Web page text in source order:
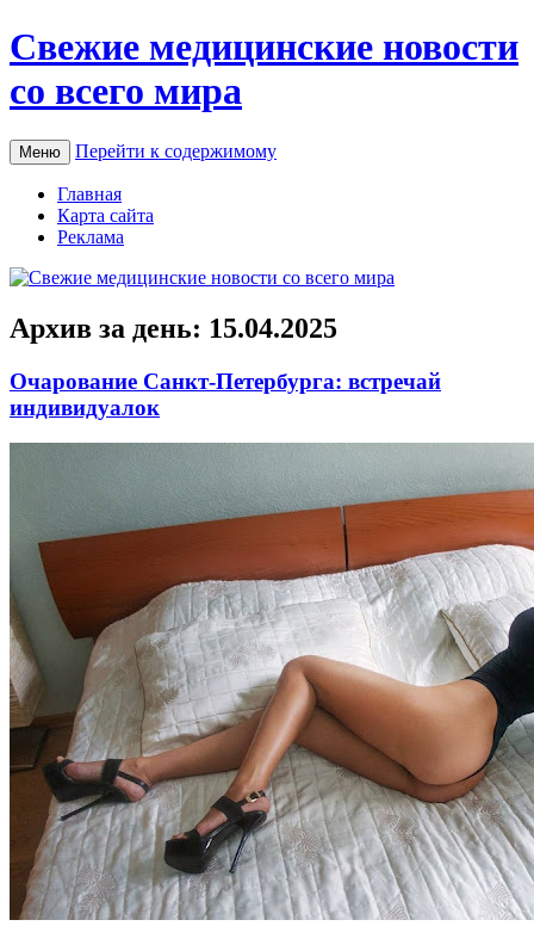
Свежие медицинские новости
со всего мира
Меню Перейти к содержимому
Главная
Карта сайта
Реклама
Архив за день: 15.04.2025
Очарование Санкт-Петербурга: встречай
индивидуалок